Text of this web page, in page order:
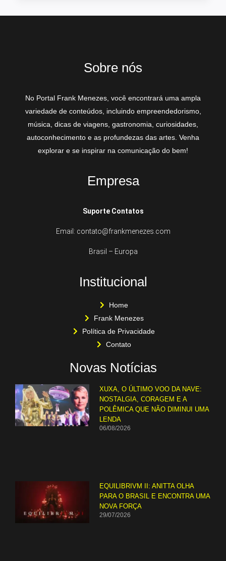
Sobre nós
No Portal Frank Menezes, você encontrará uma ampla
variedade de conteúdos, incluindo empreendedorismo,
música, dicas de viagens, gastronomia, curiosidades,
autoconhecimento e as profundezas das artes. Venha
explorar e se inspirar na comunicação do bem!
Empresa
Suporte Contatos
Email: contato@frankmenezes.com
Brasil – Europa
Institucional
Home
Frank Menezes
Política de Privacidade
Contato
Novas Notícias
XUXA, O ÚLTIMO VOO DA NAVE:
NOSTALGIA, CORAGEM E A
POLÊMICA QUE NÃO DIMINUI UMA
LENDA
06/08/2026
EQUILIBRIVM II: ANITTA OLHA
PARA O BRASIL E ENCONTRA UMA
NOVA FORÇA
29/07/2026